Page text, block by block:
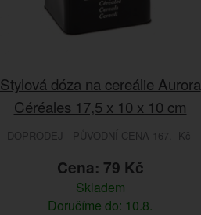
Stylová dóza na cereálie Aurora
Céréales 17,5 x 10 x 10 cm
DOPRODEJ - PŮVODNÍ CENA 167.- Kč
Cena: 79 Kč
Skladem
Doručíme do: 10.8.